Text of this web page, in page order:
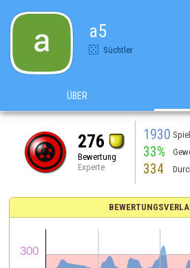
a5
Süchtler
ÜBER
276
Bewertung
Experte
1930
33%
334